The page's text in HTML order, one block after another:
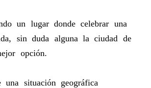
un lugar donde celebrar una
sin duda alguna la ciudad de
opción.
una situación geográfica